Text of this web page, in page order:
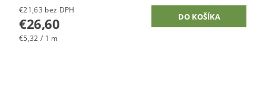
€21,63 bez DPH
€26,60
€5,32 / 1 m